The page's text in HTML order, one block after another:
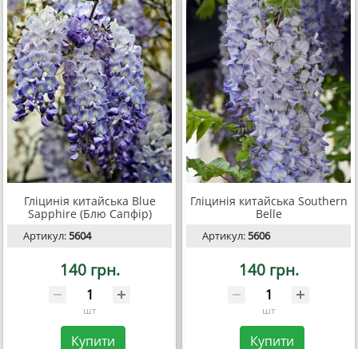
Гліцинія китайська Blue
Sapphire (Блю Сапфір)
Артикул:5604
140 грн.
шт
Купити
Гліцинія китайська Southern
Belle
Артикул:5606
140 грн.
шт
Купити